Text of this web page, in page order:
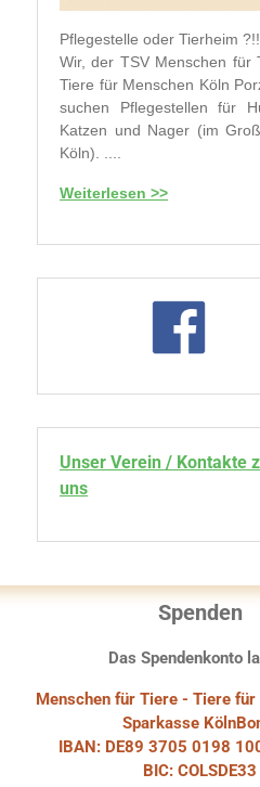
Pflegestelle oder Tierheim ?!!
Wir, der TSV Menschen für
Tiere für Menschen Köln
suchen Pflegestellen für
Katzen und Nager (im
Köln). ....
Weiterlesen >>
Unser Verein / Kontakte
uns
Spenden
Das Spendenkonto
Menschen für Tiere - Tiere für
Sparkasse
IBAN: DE89 3705 0198
BIC: COLSDE33